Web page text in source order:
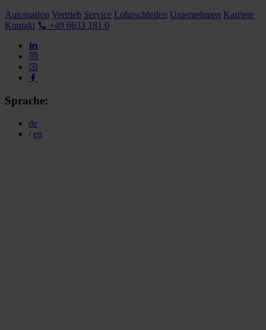
Automation Vertrieb Service Lohnschleifen Unternehmen Karriere
Kontakt
+49 6633 181 0
Sprache:
de
/ en